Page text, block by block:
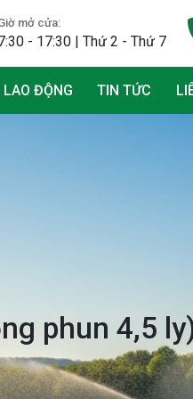
mở cửa:
- 17:30 | Thứ 2 - Thứ 7
LAO ĐỘNG TIN TỨC
phun 4,5